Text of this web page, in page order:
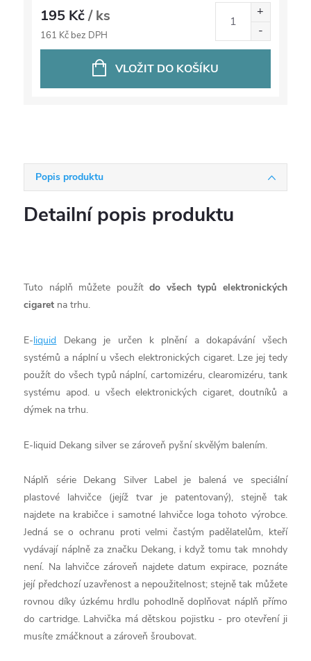
195 Kč/ ks
161 Kč bez DPH
VLOŽIT DO KOŠÍKU
Popis produktu
Detailní popis produktu
Tuto náplň můžete použítdo všech typů elektronických
cigaret na trhu.
E-liquid Dekang je určen k plnění a dokapávání všech
systémů a náplní u všech elektronických cigaret. Lze jej tedy
použít do všech typů náplní, cartomizéru, clearomizéru, tank
systému apod. u všech elektronických cigaret, doutníků a
dýmek na trhu.
E-liquid Dekang silver se zároveň pyšní skvělým balením.
Náplň série Dekang Silver Label je balená ve speciální
plastové lahvičce (jejíž tvar je patentovaný), stejně tak
najdete na krabičce i samotné lahvičce loga tohoto výrobce.
Jedná se o ochranu proti velmi častým padělatelům, kteří
vydávají náplně za značku Dekang, i když tomu tak mnohdy
není. Na lahvičce zároveň najdete datum expirace, poznáte
její předchozí uzavřenost a nepoužitelnost; stejně tak můžete
rovnou díky úzkému hrdlu pohodlně doplňovat náplň přímo
do cartridge. Lahvička má dětskou pojistku - pro otevření ji
musíte zmáčknout a zároveň šroubovat.